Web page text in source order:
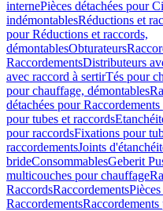
internePièces détachées pour
indémontablesRéductions et
pour Réductions et raccords,
démontablesObturateurs
RaccordementsDistributeurs
avec raccord à sertirTés pour
pour chauffage, démontables
détachées pour
pour tubes et raccords
pour raccordsFixations pour
raccordementsJoints
brideConsommablesGeberit
multicouches pour chauffage
RaccordsRaccordements
Raccordements